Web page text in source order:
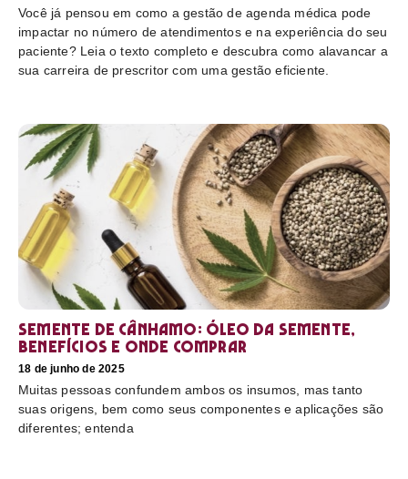
Você já pensou em como a gestão de agenda médica pode
impactar no número de atendimentos e na experiência do seu
paciente? Leia o texto completo e descubra como alavancar a
sua carreira de prescritor com uma gestão eficiente.
Semente de cânhamo: óleo da semente,
benefícios e onde comprar
18 de junho de 2025
Muitas pessoas confundem ambos os insumos, mas tanto
suas origens, bem como seus componentes e aplicações são
diferentes; entenda